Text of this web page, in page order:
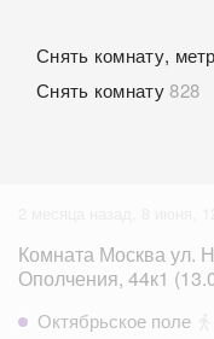
Снять комнату,
Снять комнату 828
Комната Москва ул.
Ополчения, 44к1
Октябрьское поле